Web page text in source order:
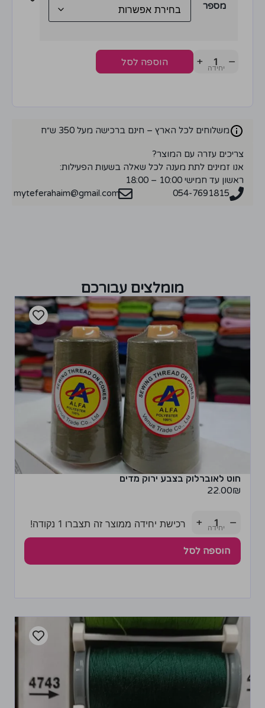
מספר
−
+ הוספה לסל
משלוחים לכל הארץ – חינם ברכישה מעל 350 ש״ח
צריכים עזרה עם המוצר?
אנו זמינים לתת מענה לכל שאלה בשעות הפעילות:
ראשון עד חמישי 10:00 – 18:00
054-7691815
myteferahaim@gmail.com
מומלצים עבורכם
חוט לאוברלוק בצבע ירוק מדים
22.00₪
−
+ רכישת יחידה ממוצר זה תצברו 1 נקודה!
הוספה לסל